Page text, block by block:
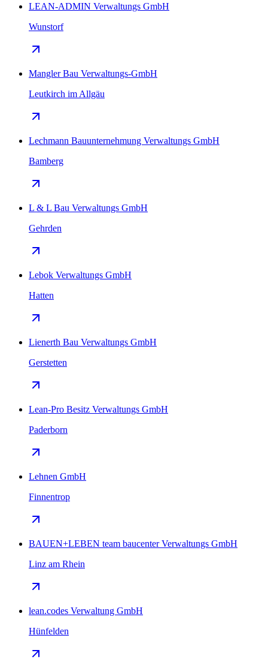
LEAN-ADMIN Verwaltungs GmbH
Wunstorf
Mangler Bau Verwaltungs-GmbH
Leutkirch im Allgäu
Lechmann Bauunternehmung Verwaltungs GmbH
Bamberg
L & L Bau Verwaltungs GmbH
Gehrden
Lebok Verwaltungs GmbH
Hatten
Lienerth Bau Verwaltungs GmbH
Gerstetten
Lean-Pro Besitz Verwaltungs GmbH
Paderborn
Lehnen GmbH
Finnentrop
BAUEN+LEBEN team baucenter Verwaltungs GmbH
Linz am Rhein
lean.codes Verwaltung GmbH
Hünfelden